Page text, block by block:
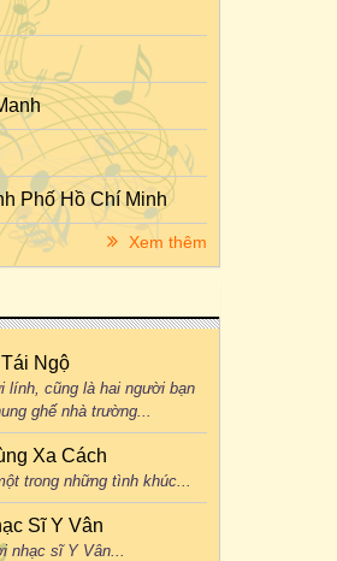
Phố Hồ Chí Minh
Xem thêm
Ngộ
lính, cũng là hai người bạn
ghế nhà trường...
Xa Cách
trong những tình khúc...
Sĩ Y Vân
nhạc sĩ Y Vân...